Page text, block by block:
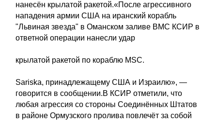
нанесён крылатой ракетой.«После агрессивного
нападения армии США на иранский корабль
"Львиная звезда" в Оманском заливе ВМС КСИР в
ответной операции нанесли удар
крылатой ракетой по кораблю MSC.
Sariska, принадлежащему США и Израилю», —
говорится в сообщении.В КСИР отметили, что
любая агрессия со стороны Соединённых Штатов
в районе Ормузского пролива повлечёт за собой